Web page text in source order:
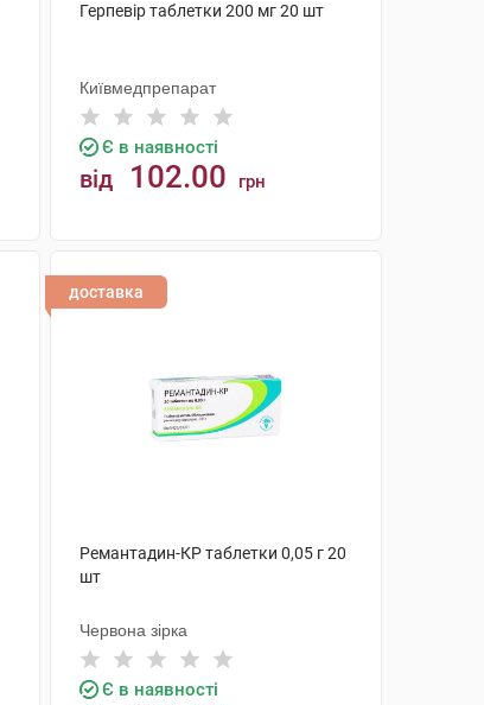
Герпевір таблетки 200 мг 20 шт
Київмедпрепарат
Є в наявності
від 102.00 грн
доставка
Ремантадин-КР таблетки 0,05 г 20
шт
Червона зірка
Є в наявності